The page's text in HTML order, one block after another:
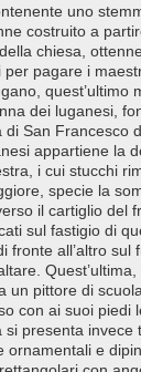
uno
costruito a
chiesa,
pagare i
quest’ultimo
dei luganesi,
San Francesco
appartiene la
i cui stucchi
specie la
il cartiglio del
sul fastigio di
fronte all’altro sul
un pittore di
con ai suoi piedi
si presenta invece
ornamentali e